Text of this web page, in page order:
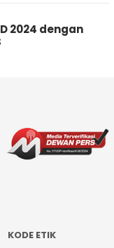
2024 dengan
KODE ETIK